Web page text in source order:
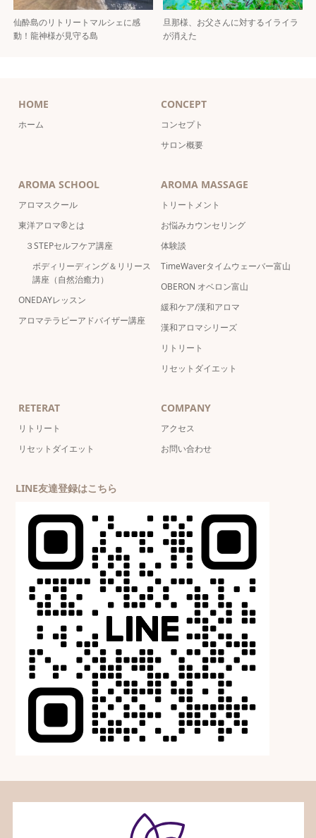
仙酔島のリトリートマルシェに感
動！龍神様が見守る島
旦那様、お父さんに対するイライラ
が消えた
HOME
ホーム
CONCEPT
コンセプト
サロン概要
AROMA SCHOOL
アロマスクール
東洋アロマ®とは
３STEPセルフケア講座
ボディリーディング＆リリース
講座（自然治癒力）
ONEDAYレッスン
アロマテラピーアドバイザー講座
AROMA MASSAGE
トリートメント
お悩みカウンセリング
体験談
TimeWaverタイムウェーバー富山
OBERON オベロン富山
緩和ケア/漢和アロマ
漢和アロマシリーズ
リトリート
リセットダイエット
RETERAT
リトリート
リセットダイエット
COMPANY
アクセス
お問い合わせ
LINE友達登録はこちら